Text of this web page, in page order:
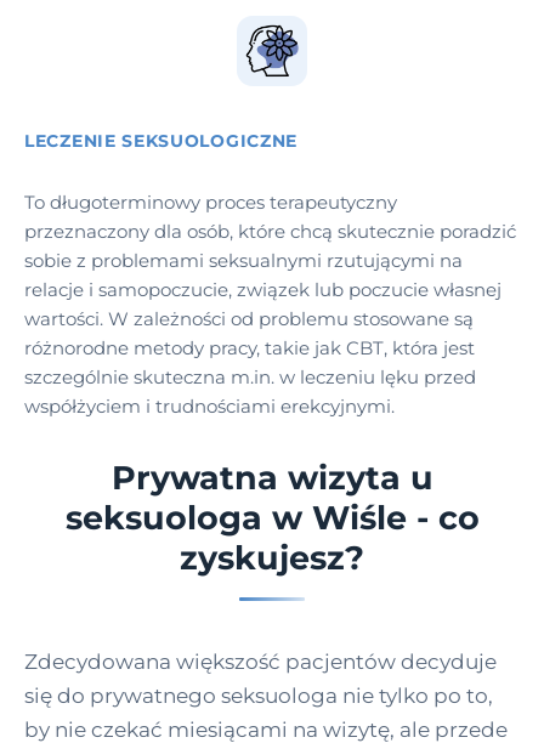
LECZENIE SEKSUOLOGICZNE
To długoterminowy proces terapeutyczny
przeznaczony dla osób, które chcą skutecznie poradzić
sobie z problemami seksualnymi rzutującymi na
relacje i samopoczucie, związek lub poczucie własnej
wartości. W zależności od problemu stosowane są
różnorodne metody pracy, takie jak CBT, która jest
szczególnie skuteczna m.in. w leczeniu lęku przed
współżyciem i trudnościami erekcyjnymi.
Prywatna wizyta u
seksuologa w Wiśle - co
zyskujesz?
Zdecydowana większość pacjentów decyduje
się do prywatnego seksuologa nie tylko po to,
by nie czekać miesiącami na wizytę, ale przede